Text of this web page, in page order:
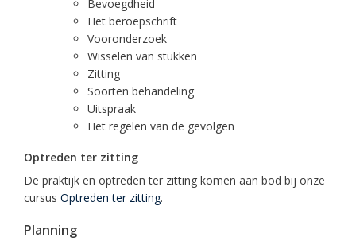
Bevoegdheid
Het beroepschrift
Vooronderzoek
Wisselen van stukken
Zitting
Soorten behandeling
Uitspraak
Het regelen van de gevolgen
Optreden ter zitting
De praktijk en optreden ter zitting komen aan bod bij onze
cursus Optreden ter zitting.
Planning